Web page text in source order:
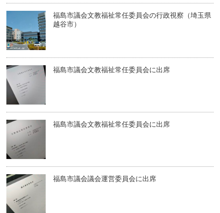
福島市議会文教福祉常任委員会の行政視察（埼玉県
越谷市）
福島市議会文教福祉常任委員会に出席
福島市議会文教福祉常任委員会に出席
福島市議会議会運営委員会に出席